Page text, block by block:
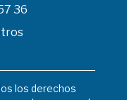
36
los derechos